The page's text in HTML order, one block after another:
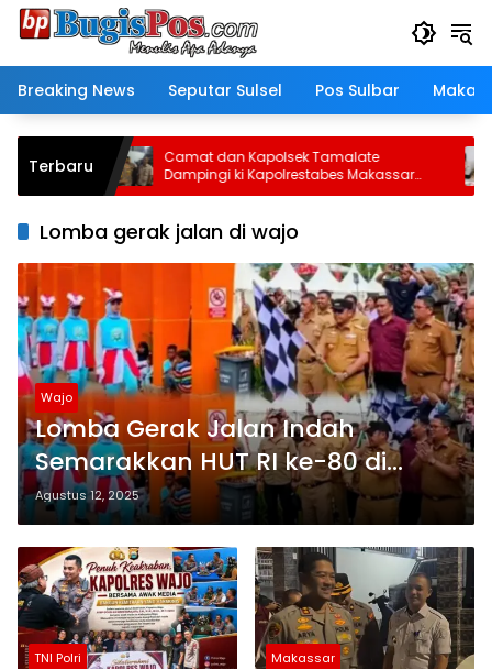
Langsung
Breaking News
Seputar Sulsel Pos Sulbar
Terbaru
Camat dan Kapolsek Tamalate
Dampingi ki Kapolrestabes Makassar
Serahkan Bantuan Sembako di
Lomba gerak jalan di wajo
Wajo
Lomba Gerak Jalan Indah
Semarakkan HUT RI ke-80 di
Kabupaten Wajo
Agustus 12, 2025
TNI Polri Makassar